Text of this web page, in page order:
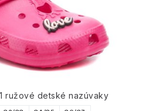
ružové detské nazúvaky